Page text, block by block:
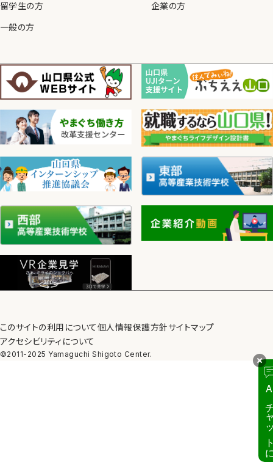
留学生の方
一般の方
企業の方
このサイトの利用について個人情報保護方針サイトマップ
アクセシビリティについて
©2011-2025 Yamaguchi Shigoto Center.
チャ